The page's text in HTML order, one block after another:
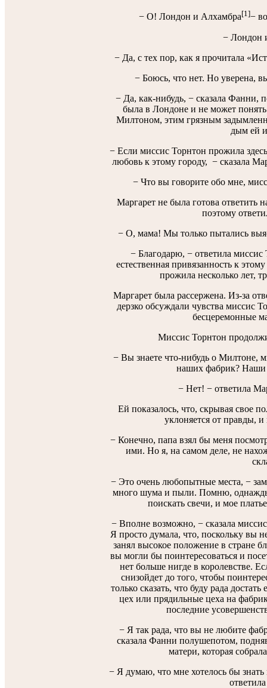
− О! Лондон и Алхамбра[1]−
− Лондон
− Да, с тех пор, как я прочитала
− Боюсь, что нет. Но уверена,
− Да, как-нибудь, − сказала Фанни,
была в Лондоне и не может
Милтоном, этим грязным
дым ей
− Если миссис Торнтон прожила
любовь к этому городу, − сказала
− Что вы говорите обо мне,
Маргарет не была готова ответить
поэтому
− О, мама! Мы только пытались
− Благодарю, − ответила
естественная привязанность к
прожила несколько лет,
Маргарет была рассержена. Из-за
дерзко обсуждали чувства миссис
бесцеремонные
Миссис Торнтон
− Вы знаете что-нибудь о Милтоне,
наших фабрик? Наши
− Нет! − ответила
Ей показалось, что, скрывая свое
уклоняется от правды,
− Конечно, папа взял бы меня
ими. Но я, на самом деле, не
− Это очень любопытные места, −
много шума и пыли. Помню,
поискать свечи, и мое
− Вполне возможно, − сказала
Я просто думала, что, поскольку вы
занял высокое положение в стране
вы могли бы поинтересоваться и
нет больше нигде в королевстве.
снизойдет до того, чтобы
только сказать, что буду рада
цех или прядильные цеха на
последние
− Я так рада, что вы не любите
сказала Фанни полушепотом,
матери, которая
− Я думаю, что мне хотелось бы